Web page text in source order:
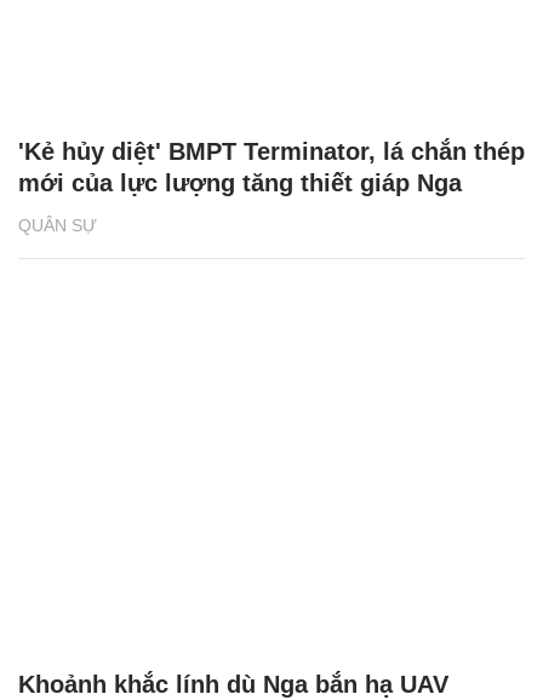
QUÂN SỰ
'Kẻ hủy diệt' BMPT Terminator, lá chắn thép
mới của lực lượng tăng thiết giáp Nga
Khoảnh khắc lính dù Nga bắn hạ UAV